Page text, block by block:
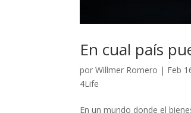
En cual país
porWillmer Romero | Feb
4Life
En un mundo donde el